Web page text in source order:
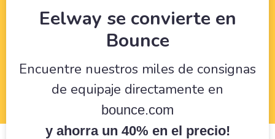
Eelway se convierte en
Bounce
Encuentre nuestros miles de consignas
de equipaje directamente en
bounce.com
y ahorra un 40% en el precio!